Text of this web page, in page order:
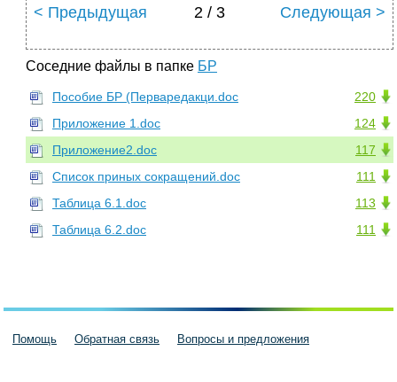
< Предыдущая 2 / 3 Следующая >
Соседние файлы в папке БР
220
Пособие БР (Перваредакци.doc
124
Приложение 1.doc
117
Приложение2.doc
111
Список приных сокращений.doc
113
Таблица 6.1.doc
111
Таблица 6.2.doc
Помощь Обратная связь Вопросы и предложения